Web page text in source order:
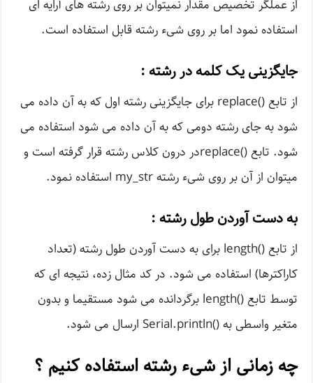
از عملگر تخصیص مقدار نمیتوان بر روی رشته های آرایه ای
استفاده نمود اما بر روی شیء رشته قابل استفاده است.
جایگزینی یک کلمه در رشته :
از تابع ()replace برای جایگزینی رشته اول که به آن داده می
شود به جای رشته دومی که به آن داده می شود استفاده می
شود. تابع ()replaceدر درون کلاس رشته قرار گرفته است و
میتوان از آن بر روی شیء رشته my_str استفاده نمود.
به دست آوردن طول رشته :
از تابع ()length برای به دست آوردن طول رشته (تعداد
کاراکترها) استفاده می شود. در کد مثال زده، نتیجه ای که
توسط تابع ()length برگردانده می شود مستقیما و بدون
متغیر واسطی به ()Serial.println ارسال می شود.
چه زمانی از شیء رشته استفاده کنیم ؟